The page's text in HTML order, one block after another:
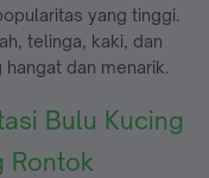
yang tinggi.
telinga, kaki, dan
dan menarik.
Bulu Kucing
Rontok